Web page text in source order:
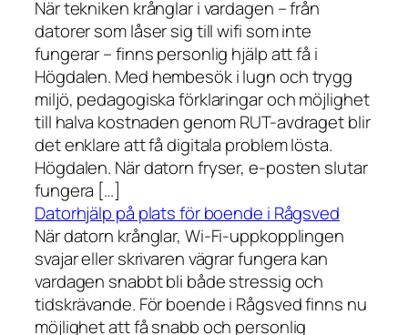
När tekniken krånglar i vardagen – från
datorer som låser sig till wifi som inte
fungerar – finns personlig hjälp att få i
Högdalen. Med hembesök i lugn och trygg
miljö, pedagogiska förklaringar och möjlighet
till halva kostnaden genom RUT-avdraget blir
det enklare att få digitala problem lösta.
Högdalen. När datorn fryser, e-posten slutar
fungera […]
Datorhjälp på plats för boende i Rågsved
När datorn krånglar, Wi-Fi-uppkopplingen
svajar eller skrivaren vägrar fungera kan
vardagen snabbt bli både stressig och
tidskrävande. För boende i Rågsved finns nu
möjlighet att få snabb och personlig